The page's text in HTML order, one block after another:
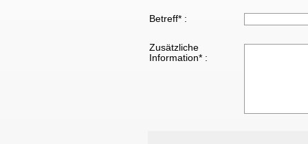
Betreff* :
Zusätzliche
Information* :